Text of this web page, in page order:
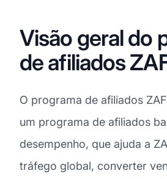
Visão geral do
de afiliados
O programa de afiliados
um programa de afiliados
desempenho, que ajuda a
tráfego global, converter